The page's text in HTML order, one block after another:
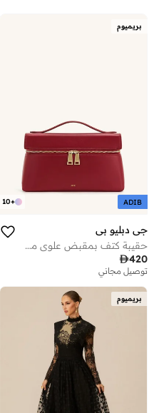
بريميوم
+
10 ADIB
جي دبليو بي
حقيبة كتف بمقبض علوي من مجموعة ثيا
420
توصيل مجاني
بريميوم